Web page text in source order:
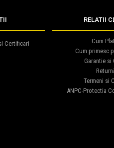
Certificari
RELATII
Cum
Cum primesc
Garantie si
Termeni si
ANPC-Protectia